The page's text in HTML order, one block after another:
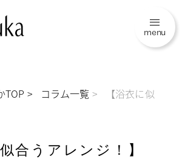
menu
TOP コラム一覧 【浴衣に似合
合うアレンジ！】